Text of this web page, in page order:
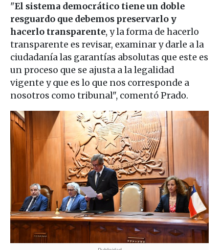
"El sistema democrático tiene un doble
resguardo que debemos preservarlo y
hacerlo transparente, y la forma de hacerlo
transparente es revisar, examinar y darle a la
ciudadanía las garantías absolutas que este es
un proceso que se ajusta a la legalidad
vigente y que es lo que nos corresponde a
nosotros como tribunal", comentó Prado.